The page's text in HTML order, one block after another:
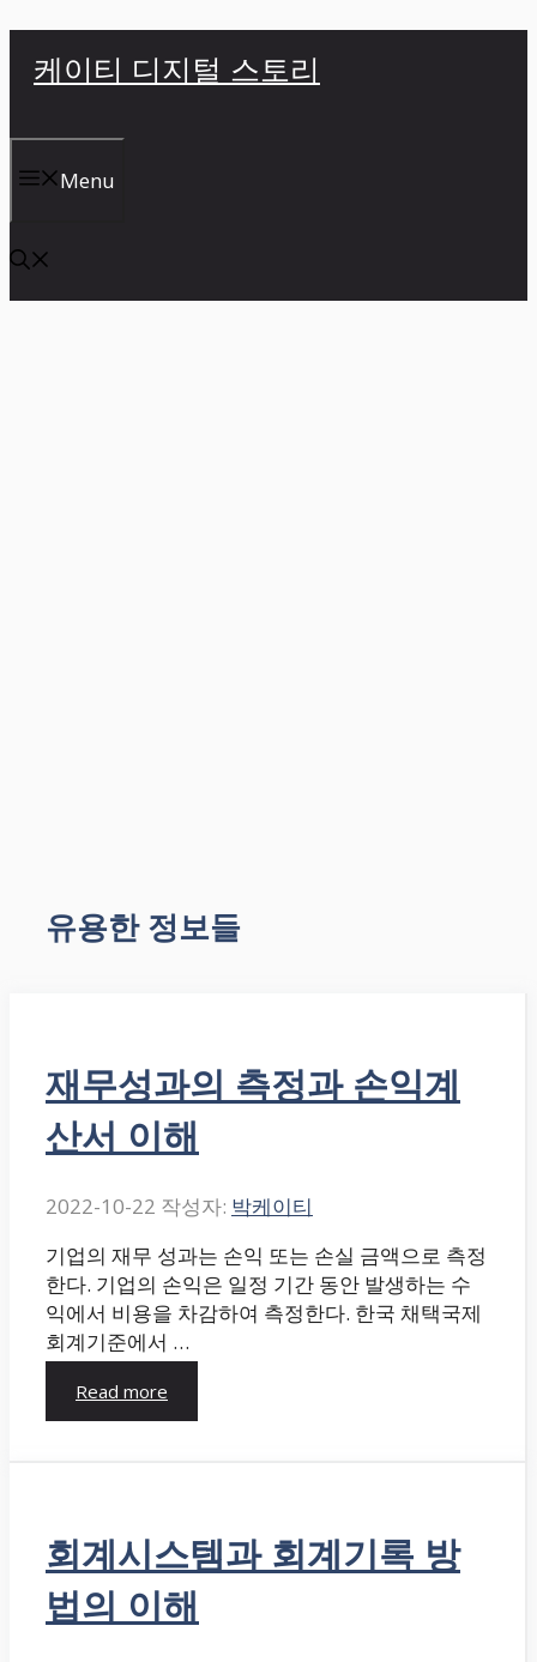
너
뛰
기
케이티 디지털 스토리
Menu
유용한 정보들
재무성과의 측정과 손익계
산서 이해
2022-10-22 작성자: 박케이티
기업의 재무 성과는 손익 또는 손실 금액으로 측정
한다. 기업의 손익은 일정 기간 동안 발생하는 수
익에서 비용을 차감하여 측정한다. 한국 채택국제
회계기준에서 …
Read more
회계시스템과 회계기록 방
법의 이해